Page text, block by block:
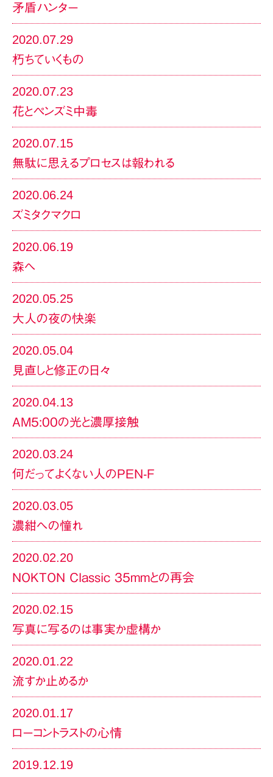
矛盾ハンター
2020.07.29
朽ちていくもの
2020.07.23
花とペンズミ中毒
2020.07.15
無駄に思えるプロセスは報われる
2020.06.24
ズミタクマクロ
2020.06.19
森へ
2020.05.25
大人の夜の快楽
2020.05.04
見直しと修正の日々
2020.04.13
AM5:00の光と濃厚接触
2020.03.24
何だってよくない人のPEN-F
2020.03.05
濃紺への憧れ
2020.02.20
NOKTON Classic 35mmとの再会
2020.02.15
写真に写るのは事実か虚構か
2020.01.22
流すか止めるか
2020.01.17
ローコントラストの心情
2019.12.19